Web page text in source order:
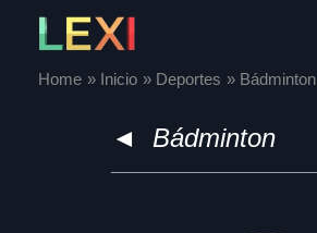
contentHome Inicio Deportes Bádminton
◄ Bádminton